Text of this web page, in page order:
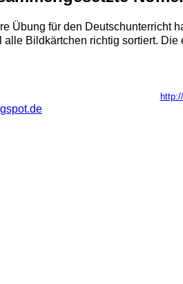
Übung für den Deutschunterricht
alle Bildkärtchen richtig sortiert.